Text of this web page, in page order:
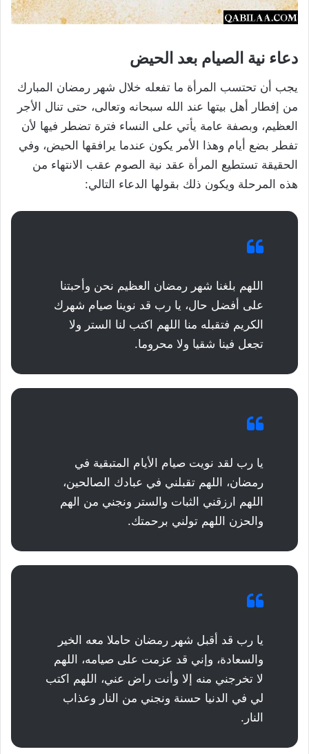
دعاء نية الصيام بعد الحيض
يجب أن تحتسب المرأة ما تفعله خلال شهر رمضان المبارك
من إفطار أهل بيتها عند الله سبحانه وتعالى، حتى تنال الأجر
العظيم، وبصفة عامة يأتي على النساء فترة تضطر فيها لأن
تفطر بضع أيام وهذا الأمر يكون عندما يرافقها الحيض، وفي
الحقيقة تستطيع المرأة عقد نية الصوم عقب الانتهاء من
هذه المرحلة ويكون ذلك بقولها الدعاء التالي:
اللهم بلغنا شهر رمضان العظيم نحن وأحبتنا
على أفضل حال، يا رب قد نوينا صيام شهرك
الكريم فتقبله منا اللهم اكتب لنا الستر ولا
تجعل فينا شقيا ولا محروما.
يا رب لقد نويت صيام الأيام المتبقية في
رمضان، اللهم تقبلني في عبادك الصالحين،
اللهم ارزقني الثبات والستر ونجني من الهم
والحزن اللهم تولني برحمتك.
يا رب قد أقبل شهر رمضان حاملا معه الخير
والسعادة، وإني قد عزمت على صيامه، اللهم
لا تخرجني منه إلا وأنت راض عني، اللهم اكتب
لي في الدنيا حسنة ونجني من النار وعذاب
النار.